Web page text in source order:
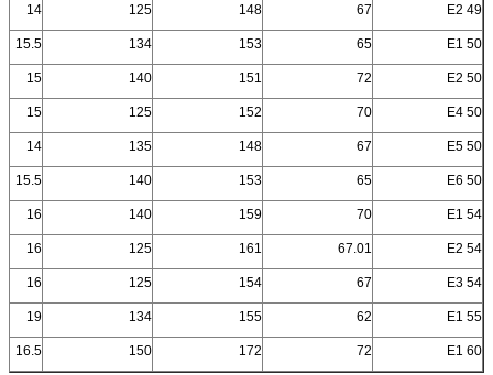
49 E2
67
148
125
14
50 E1
65
153
134
15.5
50 E2
72
151
140
15
50 E4
70
152
125
15
50 E5
67
148
135
14
50 E6
65
153
140
15.5
54 E1
70
159
140
16
54 E2
67.01
161
125
16
54 E3
67
154
125
16
55 E1
62
155
134
19
60 E1
72
172
150
16.5